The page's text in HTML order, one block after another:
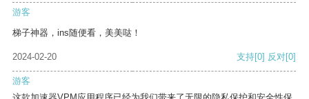
游客
梯子神器，ins随便看，美美哒！
2024-02-20 支持[0] 反对[0]
游客